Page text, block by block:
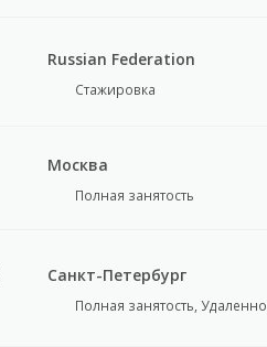
Russian Federation
Стажировка
Москва
Полная занятость
Санкт-Петербург
Полная занятость, Удаленно